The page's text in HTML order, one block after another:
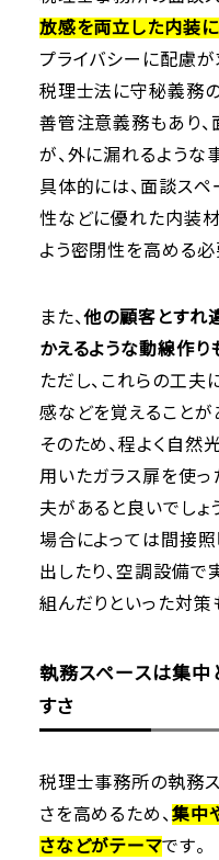
放感を両立した内装
プライバシーに配慮が
税理士法に守秘義務
善管注意義務もあり
が、外に漏れるような
具体的には、面談ス
性などに優れた内装
よう密閉性を高める必
また、他の顧客とすれ
かえるような動線作り
ただし、これらの工夫
感などを覚えることが
そのため、程よく自然
用いたガラス扉を使っ
夫があると良いでしょう
場合によっては間接
出したり、空調設備
組んだりといった対策
執務スペースは集中
すさ
税理士事務所の執務ス
さを高めるため、集中
さなどがテーマです。